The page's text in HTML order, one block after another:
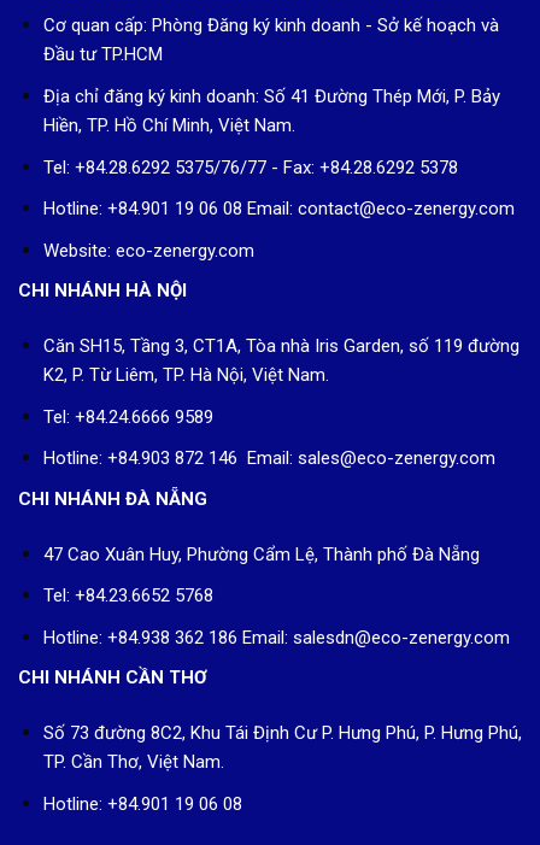
Cơ quan cấp: Phòng Đăng ký kinh doanh - Sở kế hoạch và
Đầu tư TP.HCM
Địa chỉ đăng ký kinh doanh: Số 41 Đường Thép Mới, P. Bảy
Hiền, TP. Hồ Chí Minh, Việt Nam.
Tel: +84.28.6292 5375/76/77 - Fax: +84.28.6292 5378
Hotline: +84.901 19 06 08 Email: contact@eco-zenergy.com
Website: eco-zenergy.com
CHI NHÁNH HÀ NỘI
Căn SH15, Tầng 3, CT1A, Tòa nhà Iris Garden, số 119 đường
K2, P. Từ Liêm, TP. Hà Nội, Việt Nam.
Tel: +84.24.6666 9589
Hotline: +84.903 872 146 Email: sales@eco-zenergy.com
CHI NHÁNH ĐÀ NẴNG
47 Cao Xuân Huy, Phường Cẩm Lệ, Thành phố Đà Nẵng
Tel: +84.23.6652 5768
Hotline: +84.938 362 186 Email: salesdn@eco-zenergy.com
CHI NHÁNH CẦN THƠ
Số 73 đường 8C2, Khu Tái Định Cư P. Hưng Phú, P. Hưng Phú,
TP. Cần Thơ, Việt Nam.
Hotline: +84.901 19 06 08